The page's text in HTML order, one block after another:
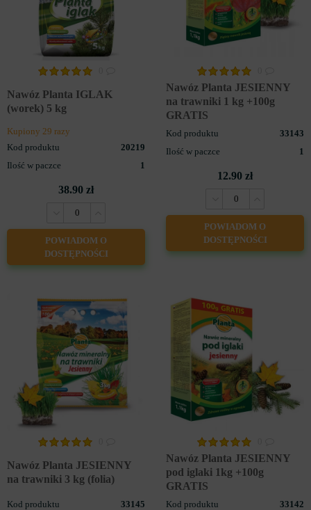
Nawóz Planta IGLAK
(worek) 5 kg
Kupiony 29 razy
Kod produktu
20219
Ilość w paczce
1
38.90 zł
POWIADOM O
DOSTĘPNOŚCI
Nawóz Planta JESIENNY
na trawniki 1 kg +100g
GRATIS
Kod produktu
33143
Ilość w paczce
1
12.90 zł
POWIADOM O
DOSTĘPNOŚCI
Nawóz Planta JESIENNY
na trawniki 3 kg (folia)
Kod produktu
33145
Nawóz Planta JESIENNY
pod iglaki 1kg +100g
GRATIS
Kod produktu
33142